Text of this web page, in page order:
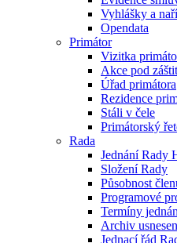
Vyhlášky a
Opendata
Primátor
Vizitka
Akce pod
Úřad primátora
Rezidence
Stáli v čele
Primátorský
Rada
Jednání Rady
Složení Rady
Působnost
Programové
Termíny
Archiv
Jednací řád